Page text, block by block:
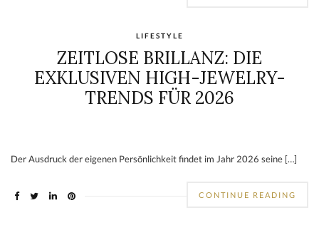
LIFESTYLE
ZEITLOSE BRILLANZ: DIE
EXKLUSIVEN HIGH-JEWELRY-
TRENDS FÜR 2026
Der Ausdruck der eigenen Persönlichkeit findet im Jahr 2026 seine […]
CONTINUE READING